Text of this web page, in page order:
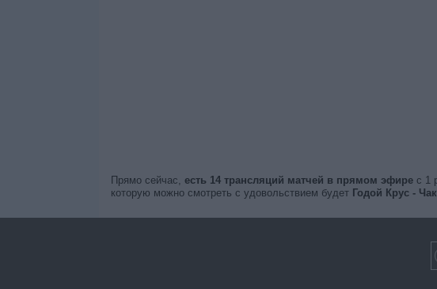
Прямо сейчас, есть 14 трансляций матчей в прямом эфирес 1
которую можно смотреть с удовольствием будет Годой Крус -